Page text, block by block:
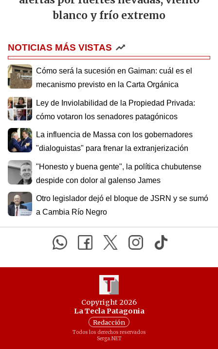
blanco y frío extremo
NOTICIAS MÁS VISTAS
Cómo será la sucesión en Gaiman: cuál es el
mecanismo previsto en la Carta Orgánica
Ley de Inviolabilidad de la Propiedad Privada:
cómo votaron los senadores patagónicos
La influencia de Massa con los gobernadores
"dialoguistas" para frenar la extranjerización
"Honesto y buena gente", la política chubutense
despide con dolor al galenso James
Otro legislador dejó el bloque de JSRN y se sumó
a Cambia Río Negro
Copyright 2026
La Tecla Patagonia
Redacción
Todos los derechos reservados
Serga.NET